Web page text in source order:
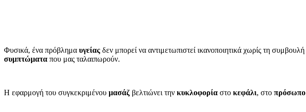
Φυσικά, ένα πρόβλημα υγείας δεν μπορεί να αντιμετωπιστεί ικανοποιητικά χωρίς τη συμβουλή
συμπτώματα που μας ταλαιπωρούν.
Η εφαρμογή του συγκεκριμένου μασάζ βελτιώνει την κυκλοφορία στο κεφάλι, στο πρόσωπο